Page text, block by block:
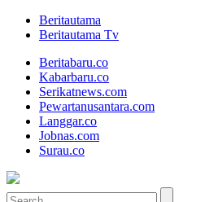
Beritautama
Beritautama Tv
Beritabaru.co
Kabarbaru.co
Serikatnews.com
Pewartanusantara.com
Langgar.co
Jobnas.com
Surau.co